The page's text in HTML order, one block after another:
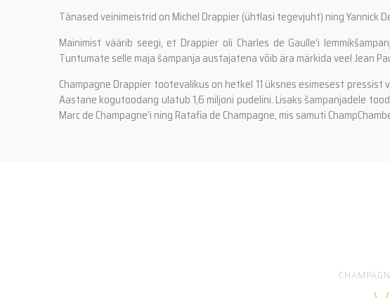
Tänased veinimeistrid on Michel Drappier (ühtlasi tegevjuht) ning Yannick
Mainimist väärib seegi, et Drappier oli Charles de Gaulle’i
Tuntumate selle maja šampanja austajatena võib ära märkida veel Jean
Champagne Drappier tootevalikus on hetkel 11 üksnes esimesest
Aastane kogutoodang ulatub 1,6 miljoni pudelini. Lisaks šampanjadele
Marc de Champagne’i ning Ratafia de Champagne, mis samuti